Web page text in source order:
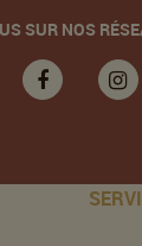
SUR NOS